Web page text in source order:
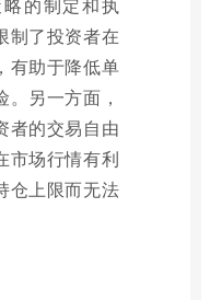
的制定和执
制了投资者在
有助于降低单
另一方面，
者的交易自由
市场行情有利
仓上限而无法